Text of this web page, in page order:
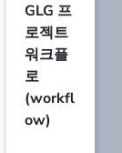
GLG 프
로젝트
워크플
로
(workfl
ow)